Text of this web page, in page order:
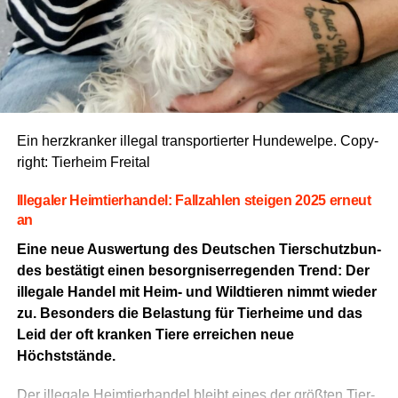
Bei dem ver­wen­de­ten Bei­trags­bild han­delt es sich um
eine KI-gene­rier­te Illus­tra­ti­on, die dazu dient, das The­ma
des Arti­kels visu­ell zu veranschaulichen.
Ein herz­kran­ker ille­gal trans­por­tier­ter Hun­de­wel­pe. Copy­
right: Tier­heim Freital
Ille­ga­ler Heim­tier­han­del: Fall­zah­len stei­gen 2025 erneut
an
Eine neue Aus­wer­tung des Deut­schen Tier­schutz­bun­
des bestä­tigt einen besorg­nis­er­re­gen­den Trend: Der
ille­ga­le Han­del mit Heim- und Wild­tie­ren nimmt wie­der
zu. Beson­ders die Belas­tung für Tier­hei­me und das
Leid der oft kran­ken Tie­re errei­chen neue
Höchststände.